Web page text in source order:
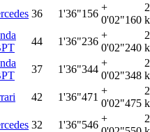
36 1'36"156
+
0'02"160
44 1'36"236
+
0'02"240
37 1'36"344
+
0'02"348
42 1'36"471
+
0'02"475
32 1'36"546
+